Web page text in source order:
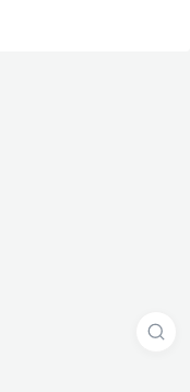
才对，但